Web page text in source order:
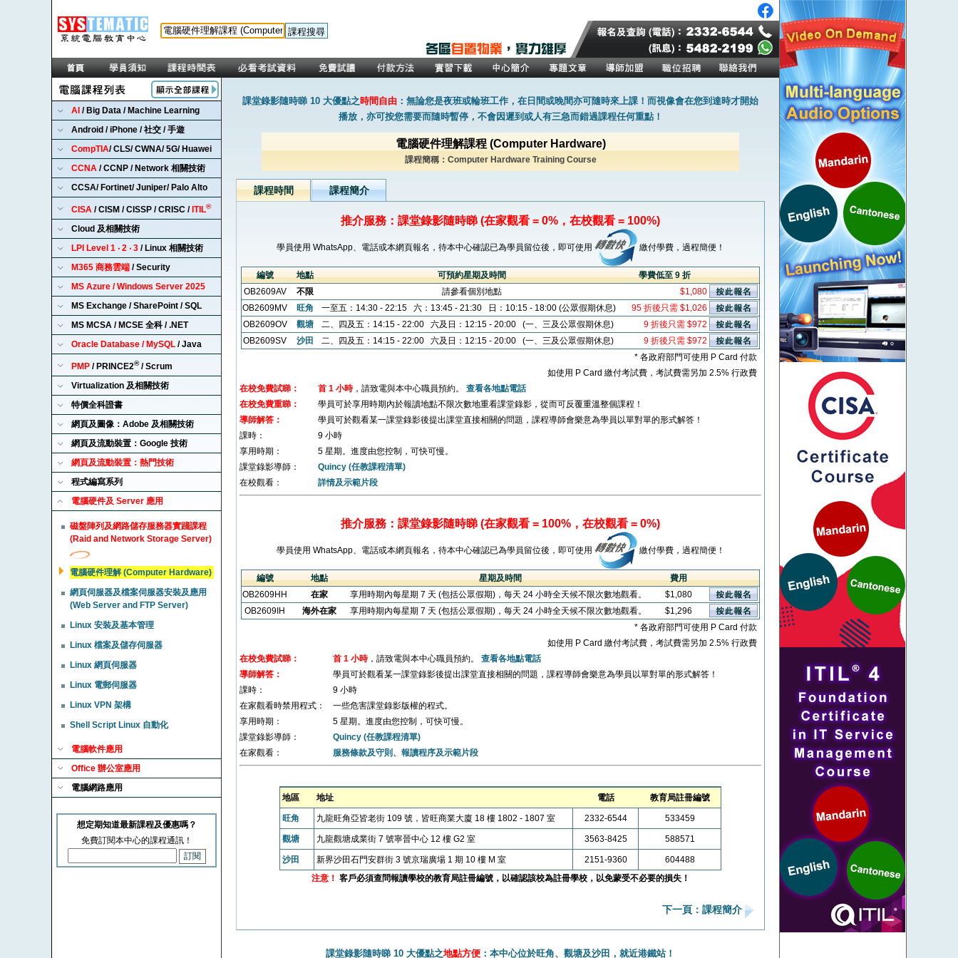
AI / Big Data / Machine Learning
Android / iPhone / 社交 / 手遊
CompTIA/ CLS/ CWNA/ 5G/ Huawei
CCNA / CCNP / Network 相關技術
CCSA/ Fortinet/ Juniper/ Palo Alto
CISA / CISM / CISSP / CRISC / ITIL®
Cloud 及相關技術
LPI Level 1 ‧ 2 ‧ 3 / Linux 相關技術
M365 商務雲端 / Security
MS Azure / Windows Server 2025
MS Exchange / SharePoint / SQL
MS MCSA / MCSE 全科 / .NET
Oracle Database / MySQL / Java
PMP / PRINCE2®/ Scrum
Virtualization 及相關技術
特價全科證書
網頁及圖像：Adobe 及相關技術
網頁及流動裝置：Google 技術
網頁及流動裝置：熱門技術
程式編寫系列
電腦硬件及 Server 應用
磁盤陣列及網路儲存服務器實踐課程
(Raid and Network Storage Server)
電腦硬件理解 (Computer Hardware)
網頁伺服器及檔案伺服器安裝及應用
(Web Server and FTP Server)
Linux 安裝及基本管理
Linux 檔案及儲存伺服器
Linux 網頁伺服器
Linux 電郵伺服器
Linux VPN 架構
Shell Script Linux 自動化
電腦軟件應用
Office 辦公室應用
電腦網路應用
想定期知道最新課程及優惠嗎？
免費訂閱本中心的課程通訊！
課堂錄影隨時睇 10 大優點之時間自由 ：無論您是夜班或輪班工作，在日間或晚間亦可隨時來上課！而視像會在您到達時才開始
播放，亦可按您需要而隨時暫停，不會因遲到或人有三急而錯過課程任何重點！
電腦硬件理解課程 (Computer Hardware)
課程簡稱：Computer Hardware Training Course
課程時間 課程簡介
推介服務：課堂錄影隨時睇 (在家觀看 = 0%，在校觀看 = 100%)
學員使用 WhatsApp、電話或本網頁報名，待本中心確認已為學員留位後，即可使用 繳付學費，過程簡便！
編號 地點 可預約星期及時間
學費低至 9 折
OB2609AV
不限 請參看個別地點
$1,080
OB2609MV
旺角 一至五：14:30 - 22:15 六：13:45 - 21:30 日：10:15 - 18:00 (公眾假期休息)
95 折後只需 $1,026
OB2609OV
觀塘 二、四及五：14:15 - 22:00 六及日：12:15 - 20:00 (一、三及公眾假期休息)
9 折後只需 $972
OB2609SV
沙田 二、四及五：14:15 - 22:00 六及日：12:15 - 20:00 (一、三及公眾假期休息)
9 折後只需 $972
* 各政府部門可使用 P Card 付款
如使用 P Card 繳付考試費，考試費需另加 2.5% 行政費
在校免費試睇：
首 1 小時，請致電與本中心職員預約。 查看各地點電話
在校免費重睇：
學員可於享用時期內於報讀地點不限次數地重看課堂錄影，從而可反覆重溫整個課程！
導師解答：
學員可於觀看某一課堂錄影後提出課堂直接相關的問題，課程導師會樂意為學員以單對單的形式解答！
課時：
9 小時
享用時期：
5 星期。進度由您控制，可快可慢。
課堂錄影導師：
Quincy (任教課程清單)
在校觀看：
詳情及示範片段
推介服務：課堂錄影隨時睇 (在家觀看 = 100%，在校觀看 = 0%)
學員使用 WhatsApp、電話或本網頁報名，待本中心確認已為學員留位後，即可使用 繳付學費，過程簡便！
編號 地點 星期及時間
費用
OB2609HH
在家 享用時期內每星期 7 天 (包括公眾假期)，每天 24 小時全天候不限次數地觀看。
$1,080
OB2609IH
海外在家 享用時期內每星期 7 天 (包括公眾假期)，每天 24 小時全天候不限次數地觀看。
$1,296
* 各政府部門可使用 P Card 付款
如使用 P Card 繳付考試費，考試費需另加 2.5% 行政費
在校免費試睇：
首 1 小時，請致電與本中心職員預約。 查看各地點電話
導師解答：
學員可於觀看某一課堂錄影後提出課堂直接相關的問題，課程導師會樂意為學員以單對單的形式解答！
課時：
9 小時
在家觀看時禁用程式：
一些危害課堂錄影版權的程式。
享用時期：
5 星期。進度由您控制，可快可慢。
課堂錄影導師：
Quincy (任教課程清單)
在家觀看：
服務條款及守則、報讀程序及示範片段
地區 地址 電話 教育局註冊編號
旺角 九龍旺角亞皆老街 109 號，皆旺商業大廈 18 樓 1802 - 1807 室 2332-6544 533459
觀塘 九龍觀塘成業街 7 號寧晉中心 12 樓 G2 室 3563-8425 588571
沙田 新界沙田石門安群街 3 號京瑞廣場 1 期 10 樓 M 室 2151-9360
604488
注意！ 客戶必須查問報讀學校的教育局註冊編號，以確認該校為註冊學校，以免蒙受不必要的損失！
下一頁：課程簡介
課堂錄影隨時睇 10 大優點之地點方便 ：本中心位於旺角、觀塘及沙田，就近港鐵站！